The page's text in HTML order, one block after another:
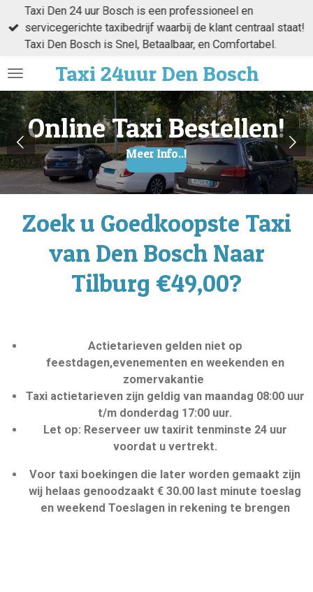
direct
naar
hoofdinhoudTaxi24uur Den Bosch
Taxi Den 24 uur Bosch is een professioneel en
servicegerichte taxibedrijf waarbij de klant centraal staat!
Taxi Den Bosch is Snel, Betaalbaar, en Comfortabel.
Online Taxi Bestellen!
Meer Info..!
Zoek u Goedkoopste Taxi
van Den Bosch Naar
Tilburg €49,00?
Actietarieven gelden niet op
feestdagen,evenementen en weekenden en
zomervakantie
Taxi actietarieven zijn geldig van maandag 08:00 uur
t/m donderdag 17:00 uur.
Let op: Reserveer uw taxirit tenminste 24 uur
voordat u vertrekt.
Voor taxi boekingen die later worden gemaakt zijn
wij helaas genoodzaakt € 30.00 last minute toeslag
en weekend Toeslagen in rekening te brengen